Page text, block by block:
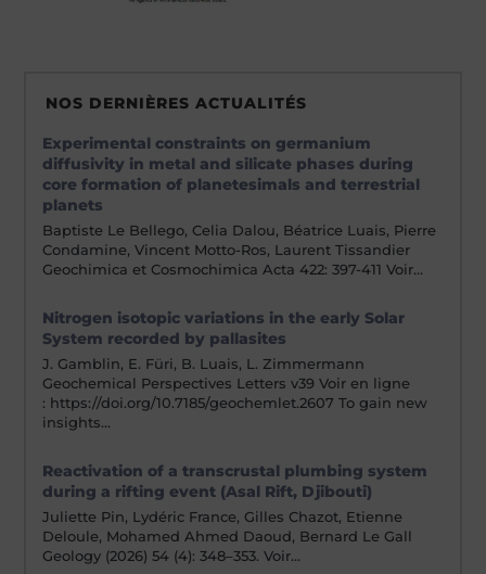
NOS DERNIÈRES ACTUALITÉS
Experimental constraints on germanium
diffusivity in metal and silicate phases during
core formation of planetesimals and terrestrial
planets
Baptiste Le Bellego, Celia Dalou, Béatrice Luais, Pierre
Condamine, Vincent Motto-Ros, Laurent Tissandier
Geochimica et Cosmochimica Acta 422: 397-411 Voir…
Nitrogen isotopic variations in the early Solar
System recorded by pallasites
J. Gamblin, E. Füri, B. Luais, L. Zimmermann
Geochemical Perspectives Letters v39 Voir en ligne
: https://doi.org/10.7185/geochemlet.2607 To gain new
insights…
Reactivation of a transcrustal plumbing system
during a rifting event (Asal Rift, Djibouti)
Juliette Pin, Lydéric France, Gilles Chazot, Etienne
Deloule, Mohamed Ahmed Daoud, Bernard Le Gall
Geology (2026) 54 (4): 348–353. Voir…